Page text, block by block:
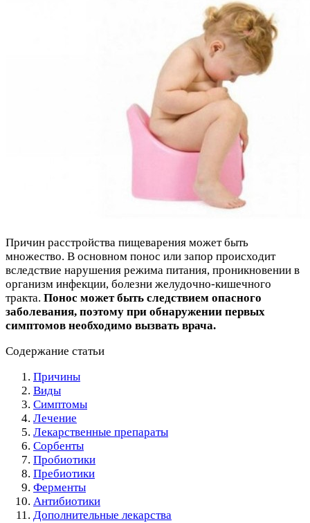
Причин расстройства пищеварения может быть
множество. В основном понос или запор происходит
вследствие нарушения режима питания, проникновении в
организм инфекции, болезни желудочно-кишечного
тракта. Понос может быть следствием опасного
заболевания, поэтому при обнаружении первых
симптомов необходимо вызвать врача.
Содержание статьи
Причины
Виды
Симптомы
Лечение
Лекарственные препараты
Сорбенты
Пробиотики
Пребиотики
Ферменты
Антибиотики
Дополнительные лекарства